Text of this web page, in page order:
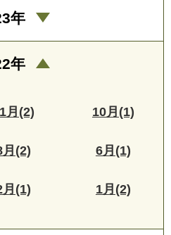
年
年
月(2) 10月(1)
月(2) 6月(1)
月(1) 1月(2)